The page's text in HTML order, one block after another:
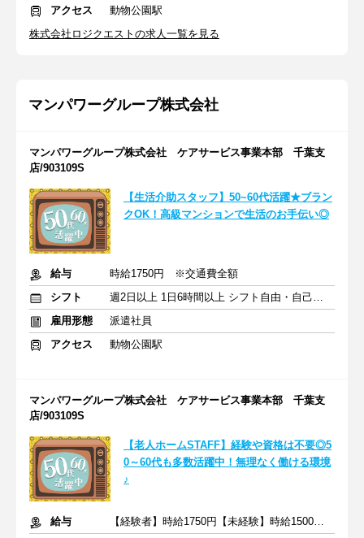
アクセス
動物公園駅
株式会社ロジクエストの求人一覧を見る
マンパワーグループ株式会社
マンパワーグループ株式会社 ケアサービス事業本部 千葉支
店/903109S
【生活介助スタッフ】50~60代活躍★ブラン
クOK！高級マンションで生活のお手伝い◎
給与
時給1750円 ※交通費全額
シフト
週2日以上 1日6時間以上 シフト自由・自己申告
雇用形態
派遣社員
アクセス
動物公園駅
マンパワーグループ株式会社 ケアサービス事業本部 千葉支
店/903109S
【老人ホームSTAFF】経験や資格は不要◎5
0～60代も多数活躍中！無理なく働ける環境
♪
給与
【経験者】時給1750円【未経験】時給1500円 ※交通費全額